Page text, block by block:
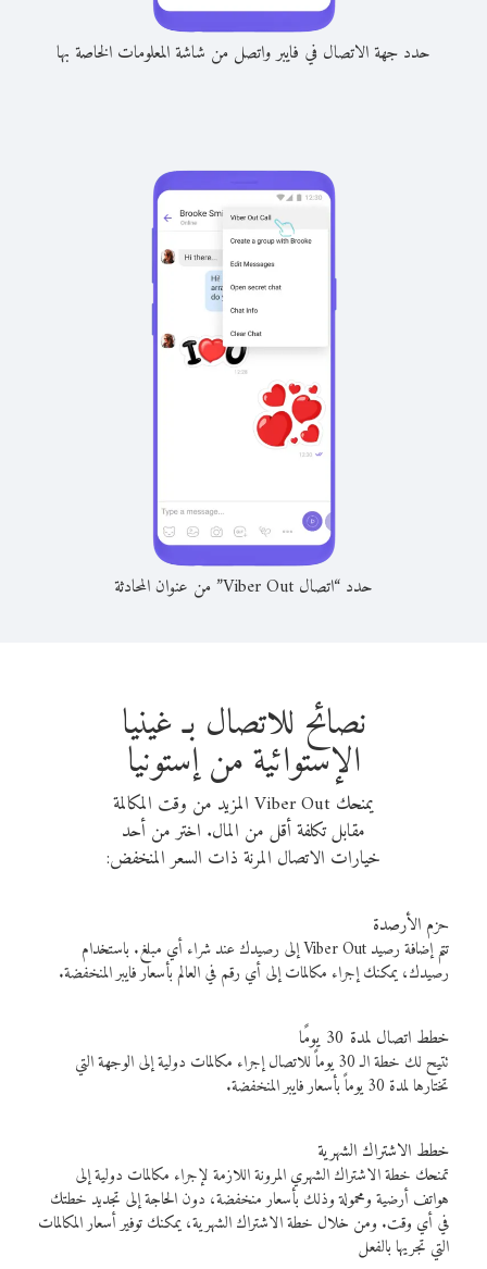
حدد جهة الاتصال في فايبر واتصل من شاشة المعلومات الخاصة بها
حدد “اتصال Viber Out” من عنوان المحادثة
نصائح للاتصال بـ غينيا
الإستوائية من إستونيا
يمنحك Viber Out المزيد من وقت المكالمة
مقابل تكلفة أقل من المال. اختر من أحد
خيارات الاتصال المرنة ذات السعر المنخفض:
حزم الأرصدة
تتم إضافة رصيد Viber Out إلى رصيدك عند شراء أي مبلغ. باستخدام
رصيدك، يمكنك إجراء مكالمات إلى أي رقم في العالم بأسعار فايبر المنخفضة.
خطط اتصال لمدة 30 يومًا
تتيح لك خطة الـ 30 يوماً للاتصال إجراء مكالمات دولية إلى الوجهة التي
تختارها لمدة 30 يوماً بأسعار فايبر المنخفضة.
خطط الاشتراك الشهرية
تمنحك خطة الاشتراك الشهري المرونة اللازمة لإجراء مكالمات دولية إلى
هواتف أرضية ومحمولة وذلك بأسعار منخفضة، دون الحاجة إلى تجديد خطتك
في أي وقت. ومن خلال خطة الاشتراك الشهرية، يمكنك توفير أسعار المكالمات
التي تجريها بالفعل